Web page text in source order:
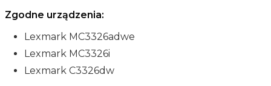
Zgodne urządzenia:
Lexmark MC3326adwe
Lexmark MC3326i
Lexmark C3326dw